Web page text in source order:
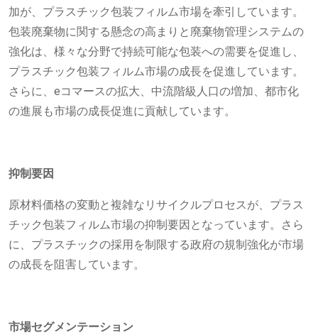
加が、プラスチック包装フィルム市場を牽引しています。
包装廃棄物に関する懸念の高まりと廃棄物管理システムの
強化は、様々な分野で持続可能な包装への需要を促進し、
プラスチック包装フィルム市場の成長を促進しています。
さらに、eコマースの拡大、中流階級人口の増加、都市化
の進展も市場の成長促進に貢献しています。
抑制要因
原材料価格の変動と複雑なリサイクルプロセスが、プラス
チック包装フィルム市場の抑制要因となっています。さら
に、プラスチックの採用を制限する政府の規制強化が市場
の成長を阻害しています。
市場セグメンテーション